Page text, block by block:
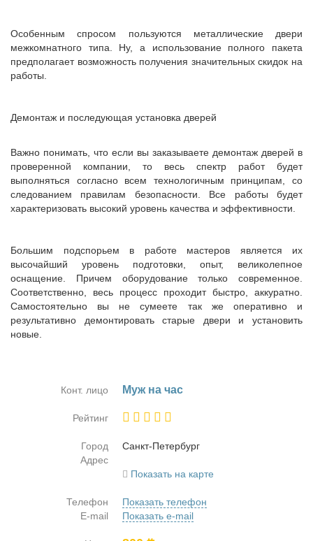
Особенным спросом пользуются металлические двери
межкомнатного типа. Ну, а использование полного пакета
предполагает возможность получения значительных скидок на
работы.
Демонтаж и последующая установка дверей
Важно понимать, что если вы заказываете демонтаж дверей в
проверенной компании, то весь спектр работ будет
выполняться согласно всем технологичным принципам, со
следованием правилам безопасности. Все работы будет
характеризовать высокий уровень качества и эффективности.
Большим подспорьем в работе мастеров является их
высочайший уровень подготовки, опыт, великолепное
оснащение. Причем оборудование только современное.
Соответственно, весь процесс проходит быстро, аккуратно.
Самостоятельно вы не сумеете так же оперативно и
результативно демонтировать старые двери и установить
новые.
Конт. лицо Муж на час
Рейтинг
Город
Санкт-Пе­тер­бург
Адрес
Показать на карте
Телефон
Показать телефон
E-mail
Показать e-mail